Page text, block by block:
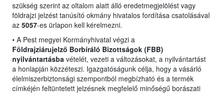
szükség szerint az oltalom alatt álló eredetmegjelölést vagy
földrajzi jelzést tanúsító okmány hivatalos fordítása csatolásával
az 5057-es ürlapon kell kérelmezni.
• A Pest megyei Kormányhivatal végzi a
Földrajziárujelző Borbíráló Bizottságok (FBB)
nyilvántartásba vételét, vezeti a változásokat, a nyilvántartást
a honlapján közzéteszi. Igazgatóságunk célja, hogy a vásárló
élelmiszerbiztonsági szempontból megbízható és a termék
címkéjén feltüntetett jelzésnek megfelelő minőségű borászati